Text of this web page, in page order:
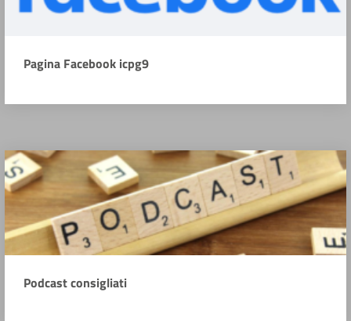
Pagina Facebook icpg9
Podcast consigliati